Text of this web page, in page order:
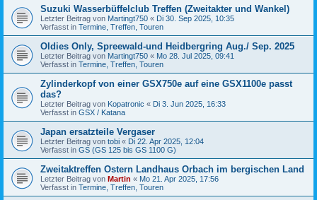
Suzuki Wasserbüffelclub Treffen (Zweitakter und Wankel)
Letzter Beitrag von Martingt750 « Di 30. Sep 2025, 10:35
Verfasst in Termine, Treffen, Touren
Oldies Only, Spreewald-und Heidbergring Aug./ Sep. 2025
Letzter Beitrag von Martingt750 « Mo 28. Jul 2025, 09:41
Verfasst in Termine, Treffen, Touren
Zylinderkopf von einer GSX750e auf eine GSX1100e passt
das?
Letzter Beitrag von Kopatronic « Di 3. Jun 2025, 16:33
Verfasst in GSX / Katana
Japan ersatzteile Vergaser
Letzter Beitrag von tobi « Di 22. Apr 2025, 12:04
Verfasst in GS (GS 125 bis GS 1100 G)
Zweitaktreffen Ostern Landhaus Orbach im bergischen Land
Letzter Beitrag von Martin « Mo 21. Apr 2025, 17:56
Verfasst in Termine, Treffen, Touren